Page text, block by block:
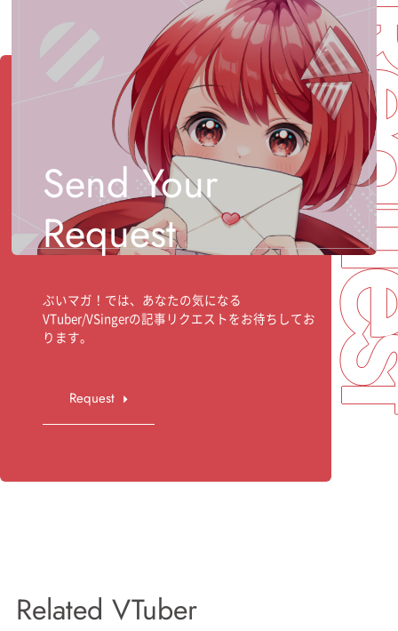
Send Your
Request
ぶいマガ！では、あなたの気になる
VTuber/VSingerの記事リクエストをお待ちしてお
ります。
Request
Related VTuber